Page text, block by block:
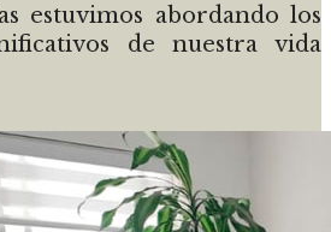
estuvimos abordando los
de nuestra vida